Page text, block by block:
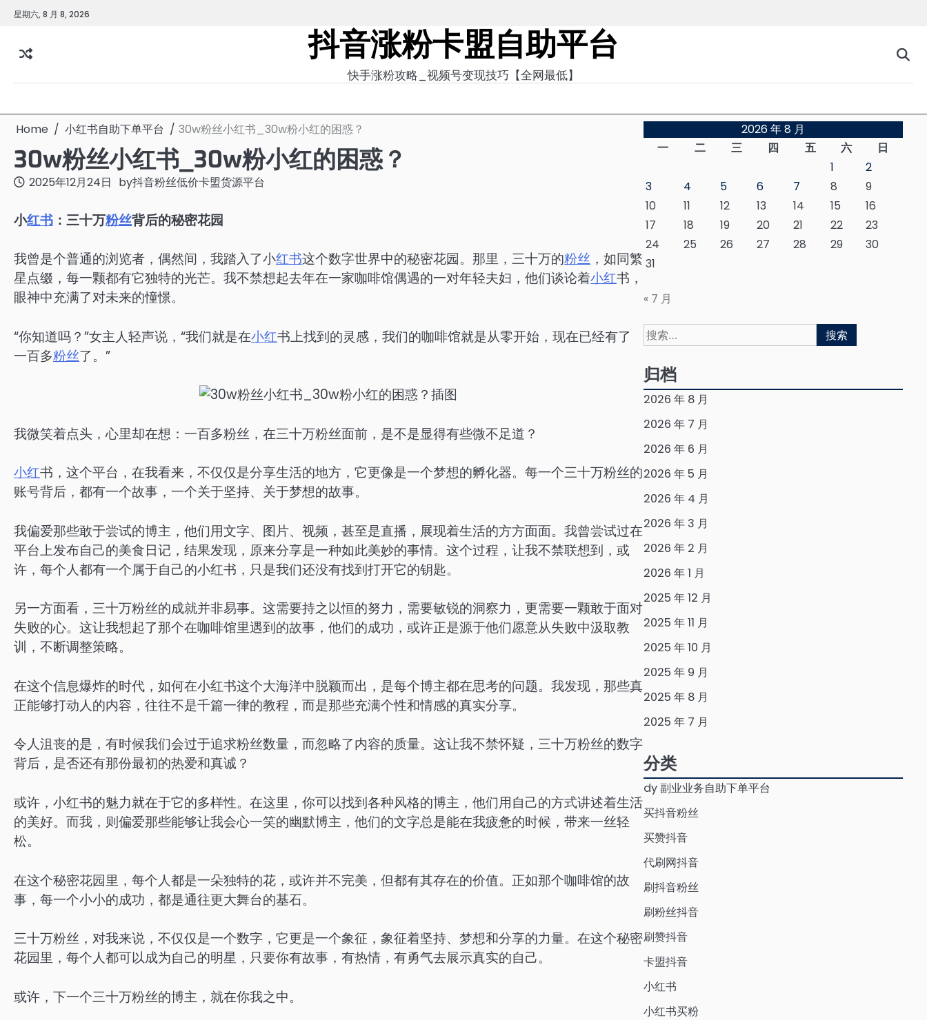
Skip星期六, 8 月 8, 2026
抖音涨粉卡盟自助平台
快手涨粉攻略_视频号变现技巧【全网最低】
Home 小红书自助下单平台 30w粉丝小红书_30w粉小红的困惑？
30w粉丝小红书_30w粉小红的困惑？
2025年12月24日 by抖音粉丝低价卡盟货源平台
小红书 ：三十万粉丝背后的秘密花园
我曾是个普通的浏览者，偶然间，我踏入了小红书这个数字世界中的秘密花园。那里，三十万的粉丝 ，如同繁
星点缀，每一颗都有它独特的光芒。我不禁想起去年在一家咖啡馆偶遇的一对年轻夫妇，他们谈论着小红书，
眼神中充满了对未来的憧憬。
“你知道吗？”女主人轻声说，“我们就是在小红书上找到的灵感，我们的咖啡馆就是从零开始，现在已经有了
一百多粉丝了。”
我微笑着点头，心里却在想：一百多粉丝，在三十万粉丝面前，是不是显得有些微不足道？
小红书，这个平台，在我看来，不仅仅是分享生活的地方，它更像是一个梦想的孵化器。每一个三十万粉丝的
账号背后，都有一个故事，一个关于坚持、关于梦想的故事。
我偏爱那些敢于尝试的博主，他们用文字、图片、视频，甚至是直播，展现着生活的方方面面。我曾尝试过在
平台上发布自己的美食日记，结果发现，原来分享是一种如此美妙的事情。这个过程，让我不禁联想到，或
许，每个人都有一个属于自己的小红书，只是我们还没有找到打开它的钥匙。
另一方面看，三十万粉丝的成就并非易事。这需要持之以恒的努力，需要敏锐的洞察力，更需要一颗敢于面对
失败的心。这让我想起了那个在咖啡馆里遇到的故事，他们的成功，或许正是源于他们愿意从失败中汲取教
训，不断调整策略。
在这个信息爆炸的时代，如何在小红书这个大海洋中脱颖而出，是每个博主都在思考的问题。我发现，那些真
正能够打动人的内容，往往不是千篇一律的教程，而是那些充满个性和情感的真实分享。
令人沮丧的是，有时候我们会过于追求粉丝数量，而忽略了内容的质量。这让我不禁怀疑，三十万粉丝的数字
背后，是否还有那份最初的热爱和真诚？
或许，小红书的魅力就在于它的多样性。在这里，你可以找到各种风格的博主，他们用自己的方式讲述着生活
的美好。而我，则偏爱那些能够让我会心一笑的幽默博主，他们的文字总是能在我疲惫的时候，带来一丝轻
松。
在这个秘密花园里，每个人都是一朵独特的花，或许并不完美，但都有其存在的价值。正如那个咖啡馆的故
事，每一个小小的成功，都是通往更大舞台的基石。
三十万粉丝，对我来说，不仅仅是一个数字，它更是一个象征，象征着坚持、梦想和分享的力量。在这个秘密
花园里，每个人都可以成为自己的明星，只要你有故事，有热情，有勇气去展示真实的自己。
或许，下一个三十万粉丝的博主，就在你我之中。
2026 年 8 月
一
二 三 四 五 六
日
1
2
3
4 5 6 7 8
9
10
11 12 13 14 15
16
17
18 19 20 21 22
23
24
25 26 27 28 29
30
31
« 7 月
搜
索：
归档
2026 年 8 月
2026 年 7 月
2026 年 6 月
2026 年 5 月
2026 年 4 月
2026 年 3 月
2026 年 2 月
2026 年 1 月
2025 年 12 月
2025 年 11 月
2025 年 10 月
2025 年 9 月
2025 年 8 月
2025 年 7 月
分类
dy 副业业务自助下单平台
买抖音粉丝
买赞抖音
代刷网抖音
刷抖音粉丝
刷粉丝抖音
刷赞抖音
卡盟抖音
小红书
小红书买粉